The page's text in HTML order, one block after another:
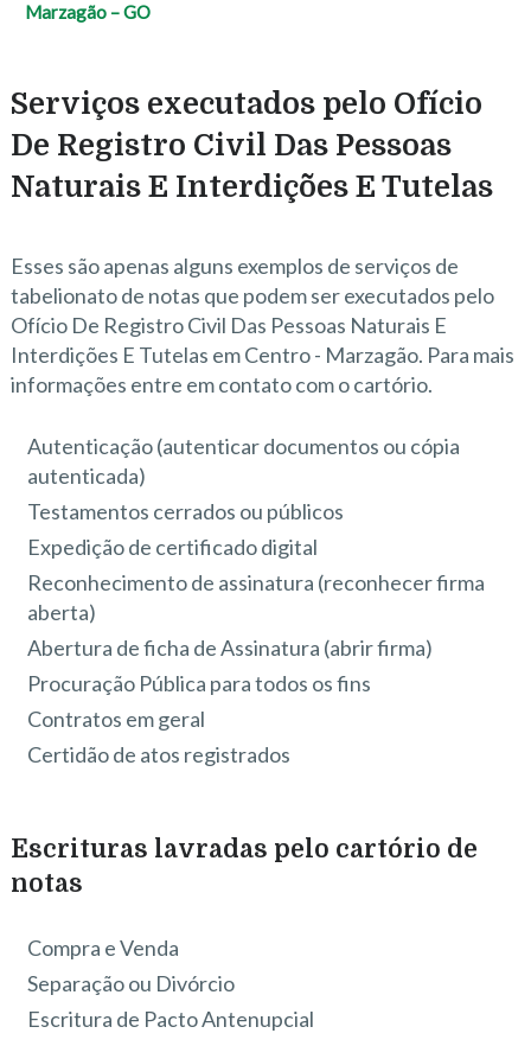
Marzagão – GO
Serviços executados pelo Ofício
De Registro Civil Das Pessoas
Naturais E Interdições E Tutelas
Esses são apenas alguns exemplos de serviços de
tabelionato de notas que podem ser executados pelo
Ofício De Registro Civil Das Pessoas Naturais E
Interdições E Tutelas em Centro - Marzagão. Para mais
informações entre em contato com o cartório.
Autenticação (autenticar documentos ou cópia
autenticada)
Testamentos cerrados ou públicos
Expedição de certificado digital
Reconhecimento de assinatura (reconhecer firma
aberta)
Abertura de ficha de Assinatura (abrir firma)
Procuração Pública para todos os fins
Contratos em geral
Certidão de atos registrados
Escrituras lavradas pelo cartório de
notas
Compra e Venda
Separação ou Divórcio
Escritura de Pacto Antenupcial